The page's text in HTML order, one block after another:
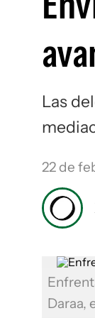
Las
22 de
Daraa,